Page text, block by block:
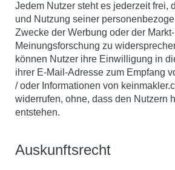
Jedem Nutzer steht es jederzeit frei,
und Nutzung seiner
Zwecke der Werbung oder der
Meinungsforschung zu
können Nutzer ihre Einwilligung in
ihrer E-Mail-Adresse zum Empfang
/ oder Informationen von
widerrufen, ohne, dass den Nutzern
entstehen.
Auskunftsrecht